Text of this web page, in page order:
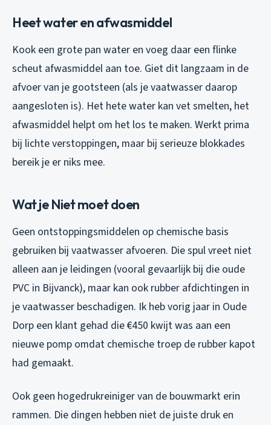
Heet water en afwasmiddel
Kook een grote pan water en voeg daar een flinke
scheut afwasmiddel aan toe. Giet dit langzaam in de
afvoer van je gootsteen (als je vaatwasser daarop
aangesloten is). Het hete water kan vet smelten, het
afwasmiddel helpt om het los te maken. Werkt prima
bij lichte verstoppingen, maar bij serieuze blokkades
bereik je er niks mee.
Wat je Niet moet doen
Geen ontstoppingsmiddelen op chemische basis
gebruiken bij vaatwasser afvoeren. Die spul vreet niet
alleen aan je leidingen (vooral gevaarlijk bij die oude
PVC in Bijvanck), maar kan ook rubber afdichtingen in
je vaatwasser beschadigen. Ik heb vorig jaar in Oude
Dorp een klant gehad die €450 kwijt was aan een
nieuwe pomp omdat chemische troep de rubber kapot
had gemaakt.
Ook geen hogedrukreiniger van de bouwmarkt erin
rammen. Die dingen hebben niet de juiste druk en